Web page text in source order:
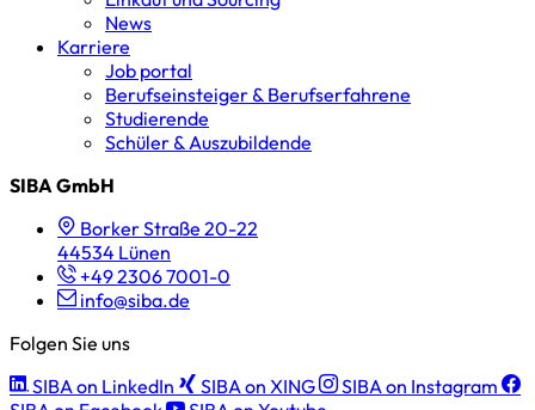
News
Karriere
Job portal
Berufseinsteiger & Berufserfahrene
Studierende
Schüler & Auszubildende
SIBA GmbH
Borker Straße 20-22
44534 Lünen
+49 2306 7001-0
info@siba.de
Folgen Sie uns
SIBA on LinkedIn
SIBA on XING
SIBA on Instagram